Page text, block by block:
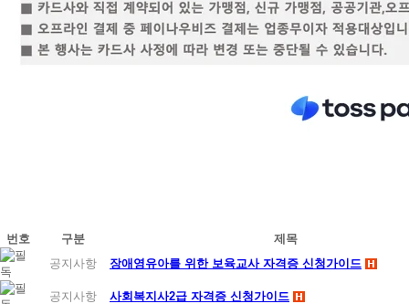
번호 구분
제목
공지사항
장애영유아를 위한 보육교사 자격증 신청가이드
공지사항 사회복지사2급 자격증 신청가이드